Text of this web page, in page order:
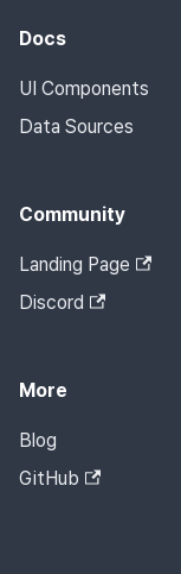
Docs
UI Components
Data Sources
Community
Landing Page
Discord
More
Blog
GitHub